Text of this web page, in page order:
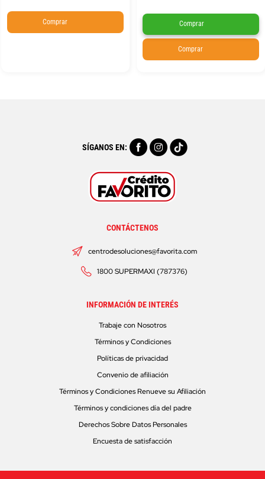
Comprar Comprar
Comprar
SÍGANOS EN:
CONTÁCTENOS
centrodesoluciones@favorita.com
1800 SUPERMAXI (787376)
INFORMACIÓN DE INTERÉS
Trabaje con Nosotros
Términos y Condiciones
Políticas de privacidad
Convenio de afiliación
Términos y Condiciones Renueve su Afiliación
Términos y condiciones día del padre
Derechos Sobre Datos Personales
Encuesta de satisfacción